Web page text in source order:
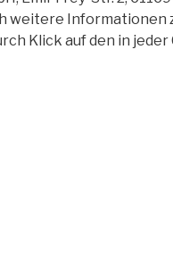
weitere Informationen
Klick auf den in